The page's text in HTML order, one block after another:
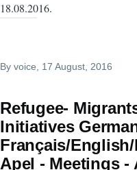
18.08.2016.
By voice, 17 August, 2016
Refugee-
Initiatives
Français/
Apel - Meetings -